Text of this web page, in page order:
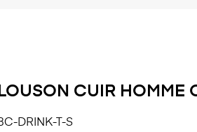
CUIR HOMME
DRINK-T-S